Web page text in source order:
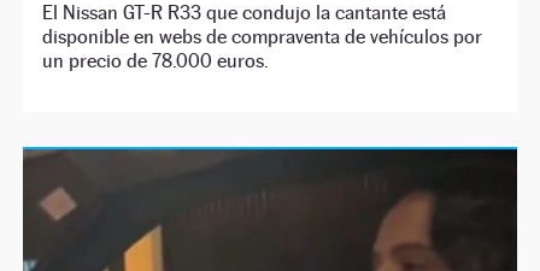
El Nissan GT-R R33 que condujo la cantante está
disponible en webs de compraventa de vehículos por
un precio de 78.000 euros.